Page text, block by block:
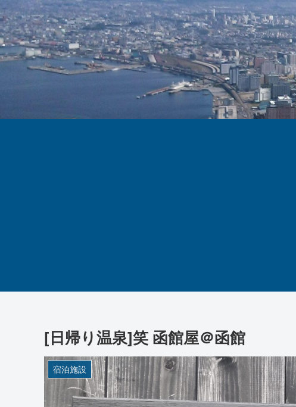
[日帰り温泉]笑 函館屋＠函館
宿泊施設